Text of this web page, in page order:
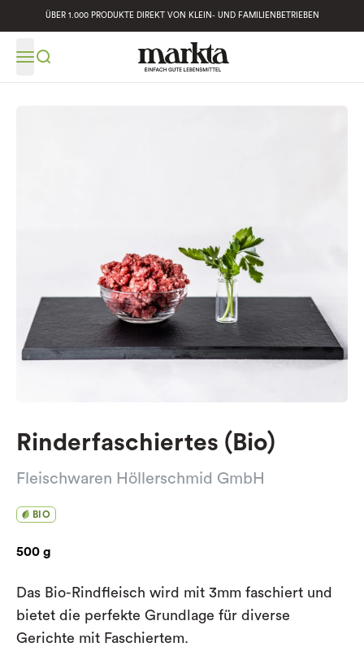
ÜBER 1.000 PRODUKTE DIREKT VON KLEIN- UND FAMILIENBETRIEBEN
Rinderfaschiertes (Bio)
Fleischwaren Höllerschmid GmbH
BIO
500 g
Das Bio-Rindfleisch wird mit 3mm faschiert und
bietet die perfekte Grundlage für diverse
Gerichte mit Faschiertem.